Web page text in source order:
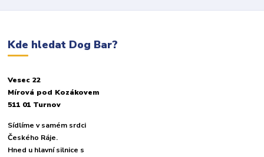
Kde hledat Dog Bar?
Vesec 22
Mírová pod Kozákovem
511 01 Turnov
Sídlíme v samém srdci
Českého Ráje.
Hned u hlavní silnice s